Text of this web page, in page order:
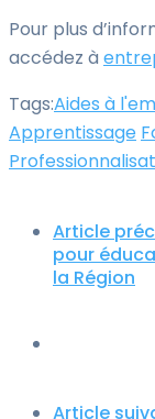
Pour plus
accédez à
Tags:Aides à
Apprentissage
Article
pour
la Région
Article